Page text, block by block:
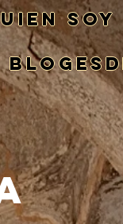
SOY